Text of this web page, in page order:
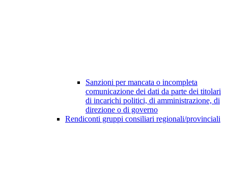
Sanzioni per mancata o incompleta
comunicazione dei dati da parte dei titolari
di incarichi politici, di amministrazione, di
direzione o di governo
Rendiconti gruppi consiliari regionali/provinciali